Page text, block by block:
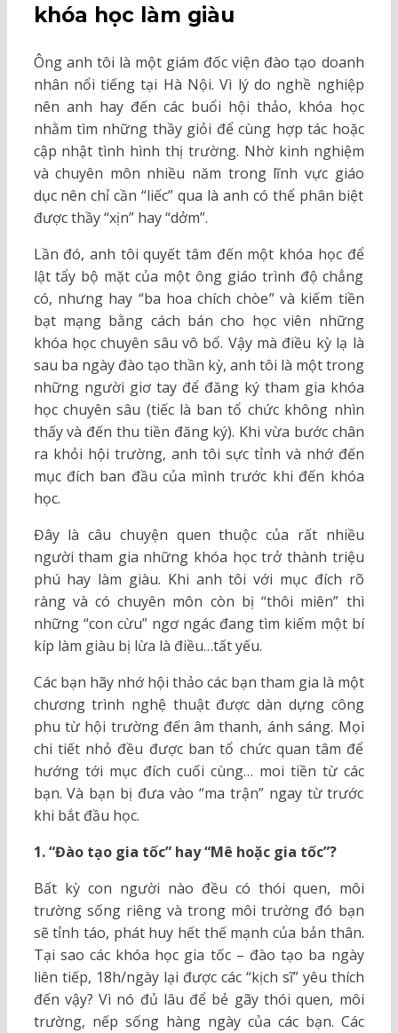
khóa học làm giàu
Ông anh tôi là một giám đốc viện đào tạo doanh
nhân nổi tiếng tại Hà Nội. Vì lý do nghề nghiệp
nên anh hay đến các buổi hội thảo, khóa học
nhằm tìm những thầy giỏi để cùng hợp tác hoặc
cập nhật tình hình thị trường. Nhờ kinh nghiệm
và chuyên môn nhiều năm trong lĩnh vực giáo
dục nên chỉ cần “liếc” qua là anh có thể phân biệt
được thầy “xịn” hay “dởm”.
Lần đó, anh tôi quyết tâm đến một khóa học để
lật tẩy bộ mặt của một ông giáo trình độ chẳng
có, nhưng hay “ba hoa chích chòe” và kiếm tiền
bạt mạng bằng cách bán cho học viên những
khóa học chuyên sâu vô bổ. Vậy mà điều kỳ lạ là
sau ba ngày đào tạo thần kỳ, anh tôi là một trong
những người giơ tay để đăng ký tham gia khóa
học chuyên sâu (tiếc là ban tổ chức không nhìn
thấy và đến thu tiền đăng ký). Khi vừa bước chân
ra khỏi hội trường, anh tôi sực tỉnh và nhớ đến
mục đích ban đầu của mình trước khi đến khóa
học.
Đây là câu chuyện quen thuộc của rất nhiều
người tham gia những khóa học trở thành triệu
phú hay làm giàu. Khi anh tôi với mục đích rõ
ràng và có chuyên môn còn bị “thôi miên” thì
những “con cừu” ngơ ngác đang tìm kiếm một bí
kíp làm giàu bị lừa là điều…tất yếu.
Các bạn hãy nhớ hội thảo các bạn tham gia là một
chương trình nghệ thuật được dàn dựng công
phu từ hội trường đến âm thanh, ánh sáng. Mọi
chi tiết nhỏ đều được ban tổ chức quan tâm để
hướng tới mục đích cuối cùng… moi tiền từ các
bạn. Và bạn bị đưa vào “ma trận” ngay từ trước
khi bắt đầu học.
1. “Đào tạo gia tốc” hay “Mê hoặc gia tốc”?
Bất kỳ con người nào đều có thói quen, môi
trường sống riêng và trong môi trường đó bạn
sẽ tỉnh táo, phát huy hết thế mạnh của bản thân.
Tại sao các khóa học gia tốc – đào tạo ba ngày
liên tiếp, 18h/ngày lại được các “kịch sĩ” yêu thích
đến vậy? Vì nó đủ lâu để bẻ gãy thói quen, môi
trường, nếp sống hàng ngày của các bạn. Các